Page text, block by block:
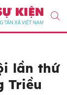
lần thứ
Triều